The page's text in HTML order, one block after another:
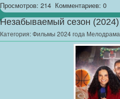
Просмотров: 214 Комментариев: 0
Незабываемый сезон (2024)
Категория:Фильмы 2024 года Мелодрама